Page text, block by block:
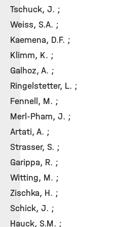
Tschuck, J. ;
Weiss, S.A. ;
Kaemena, D.F. ;
Klimm, K. ;
Galhoz, A. ;
Ringelstetter, L. ;
Fennell, M. ;
Merl-Pham, J. ;
Artati, A. ;
Strasser, S. ;
Garippa, R. ;
Witting, M. ;
Zischka, H. ;
Schick, J. ;
Hauck, S.M. ;